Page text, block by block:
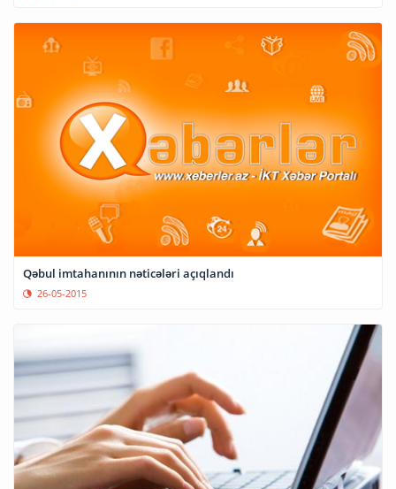
Qəbul imtahanının nəticələri açıqlandı
26-05-2015